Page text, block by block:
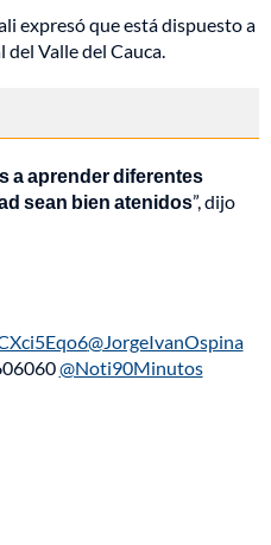
expresó que está dispuesto a
Valle del Cauca.
a aprender diferentes
sean bien atenidos”, dijo
@JorgeIvanOspina
@Noti90Minutos